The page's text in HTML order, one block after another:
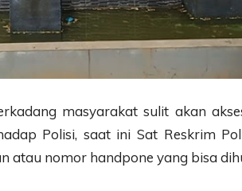
masyarakat sulit akan
Polisi, saat ini Sat Reskrim
atau nomor handpone yang bisa